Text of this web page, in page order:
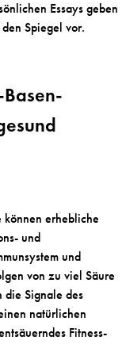
Essays geben
Spiegel vor.
können erhebliche
und
und
von zu viel Säure
die Signale des
natürlichen
Fitness-